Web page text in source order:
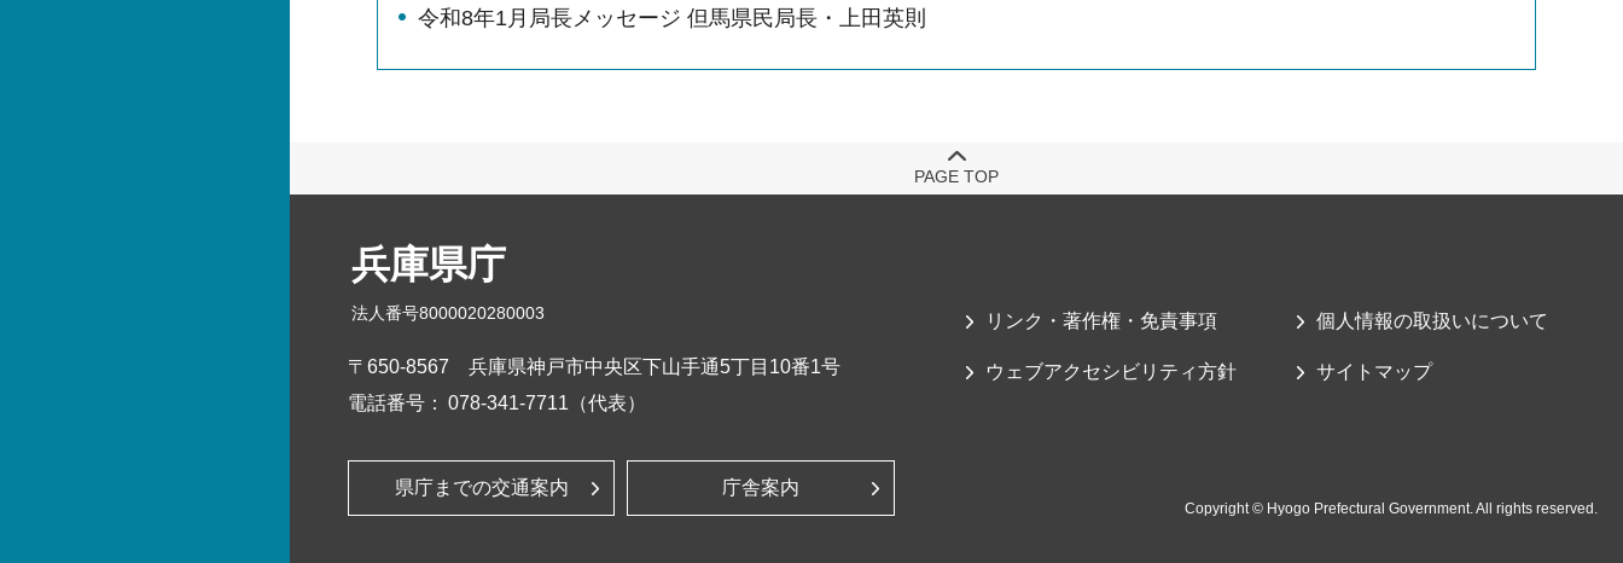
令和8年1月局長メッセージ 但馬県民局長・上田英則
PAGE TOP
兵庫県庁
法人番号8000020280003
〒650-8567
兵庫県神戸市中央区下山手通5丁目10番1号
電話番号： 078-341-7711（代表）
リンク・著作権・免責事項 個人情報の取扱いについて
ウェブアクセシビリティ方針 サイトマップ
県庁までの交通案内 庁舎案内
Copyright © Hyogo Prefectural Government. All rights reserved.